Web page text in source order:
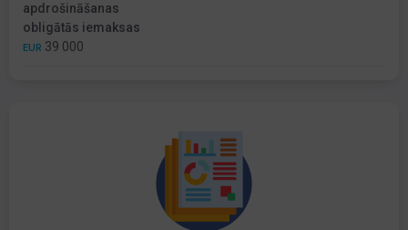
apdrošināšanas
obligātās iemaksas
EUR 39 000